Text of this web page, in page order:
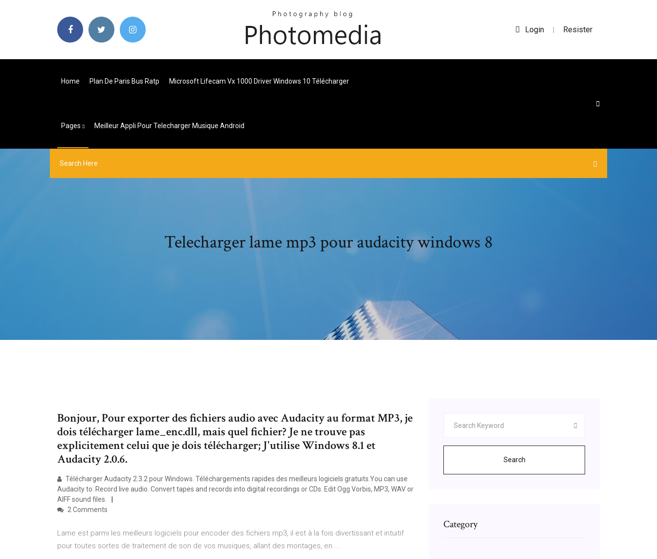
Login | Resister
Home Plan De Paris Bus Ratp Microsoft Lifecam Vx 1000 Driver Windows 10 Télécharger
Pages Meilleur Appli Pour Telecharger Musique Android
Telecharger lame mp3 pour audacity windows 8
Bonjour, Pour exporter des fichiers audio avec Audacity au format MP3, je
dois télécharger lame_enc.dll, mais quel fichier? Je ne trouve pas
explicitement celui que je dois télécharger; J'utilise Windows 8.1 et
Audacity 2.0.6.
Télécharger Audacity 2.3.2 pour Windows. Téléchargements rapides des meilleurs logiciels gratuits.You can use
Audacity to: Record live audio. Convert tapes and records into digital recordings or CDs. Edit Ogg Vorbis, MP3, WAV or
AIFF sound files.
2 Comments
Lame est parmi les meilleurs logiciels pour encoder des fichiers mp3, il est à la fois divertissant et intuitif
pour toutes sortes de traitement de son de vos musiques, allant des montages, en ...
Search
Category